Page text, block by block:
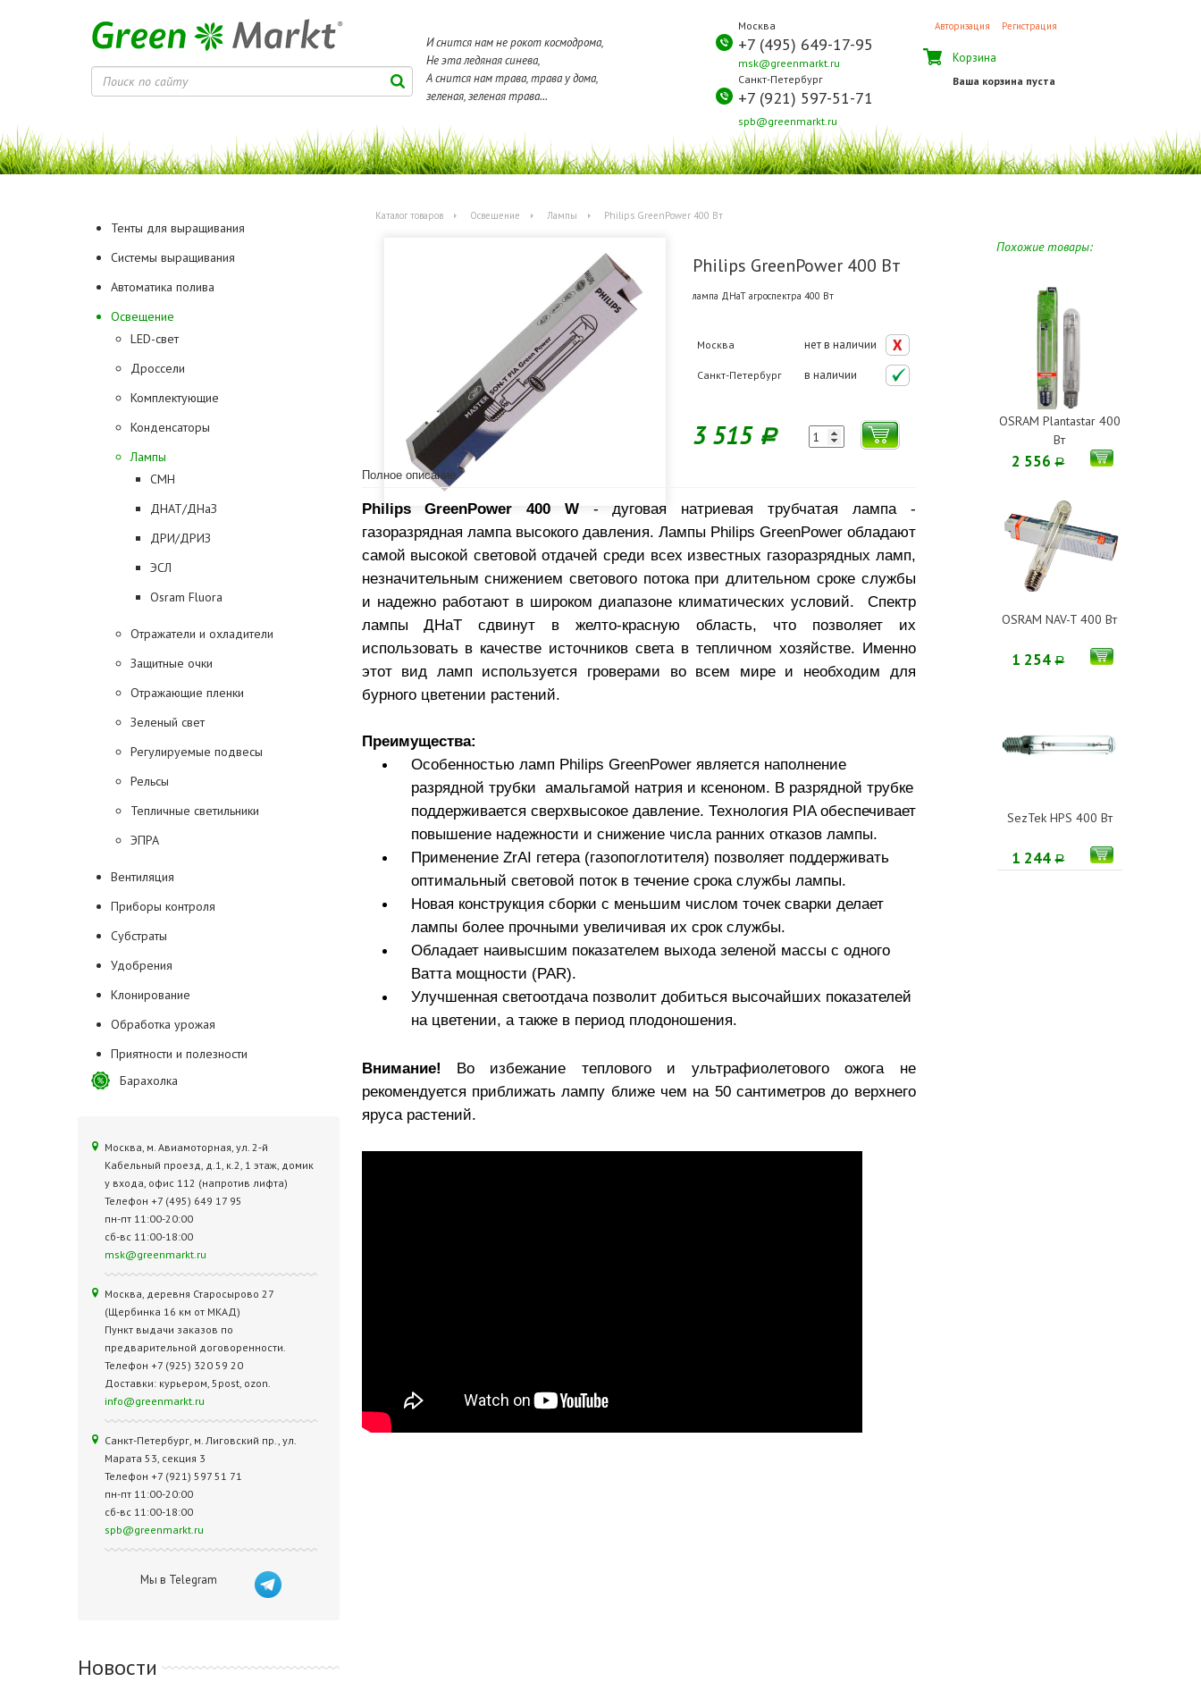
И снится нам не рокот космодрома,
Не эта ледяная синева,
А снится нам трава, трава у дома,
зеленая, зеленая трава...
Москва
+7 (495) 649-17-95
msk@greenmarkt.ru
Санкт-Петербург
+7 (921) 597-51-71
spb@greenmarkt.ru
Авторизация Регистрация
Корзина
Ваша корзина пуста
Тенты для выращивания
Системы выращивания
Автоматика полива
Освещение
LED-свет
Дроссели
Комплектующие
Конденсаторы
Лампы
CMH
ДНАТ/ДНаЗ
ДРИ/ДРИЗ
ЭСЛ
Osram Fluora
Отражатели и охладители
Защитные очки
Отражающие пленки
Зеленый свет
Регулируемые подвесы
Рельсы
Тепличные светильники
ЭПРА
Вентиляция
Приборы контроля
Субстраты
Удобрения
Клонирование
Обработка урожая
Приятности и полезности
Барахолка
Москва, м. Авиамоторная, ул. 2‑й
Кабельный проезд, д.1, к.2, 1 этаж, домик
у входа, офис 112 (напротив лифта)
Телефон +7 (495) 649 17 95
пн-пт 11:00-20:00
сб-вс 11:00-18:00
msk@greenmarkt.ru
Москва, деревня Старосырово 27
(Щербинка 16 км от МКАД)
Пункт выдачи заказов по
предварительной договоренности.
Телефон +7 (925) 320 59 20
Доставки: курьером, 5post, ozon.
info@greenmarkt.ru
Санкт-Петербург, м. Лиговский пр., ул.
Марата 53, секция 3
Телефон +7 (921) 597 51 71
пн-пт 11:00-20:00
сб-вс 11:00-18:00
spb@greenmarkt.ru
Мы в Telegram
Новости
Каталог товаров Освещение Лампы Philips GreenPower 400 Вт
Philips GreenPower 400 Вт
лампа ДНаТ агроспектра 400 Вт
Москва нет в наличии
Санкт-Петербург в наличии
3 515 Р
Похожие товары:
OSRAM Plantastar 400
Вт
2 556Р
OSRAM NAV-T 400 Вт
1 254Р
SezTek HPS 400 Вт
1 244Р
Полное описание
Philips GreenPower 400 W- дуговая натриевая трубчатая лампа -
газоразрядная лампа высокого давления. Лампы Philips GreenPower обладают
самой высокой световой отдачей среди всех известных газоразрядных ламп,
незначительным снижением светового потока при длительном сроке службы
и надежно работают в широком диапазоне климатических условий. Спектр
лампы ДНаТ сдвинут в желто-красную область, что позволяет их
использовать в качестве источников света в тепличном хозяйстве. Именно
этот вид ламп используется гроверами во всем мире и необходим для
бурного цветении растений.
Преимущества:
Особенностью ламп Philips GreenPower является наполнение
разрядной трубки амальгамой натрия и ксеноном. В разрядной трубке
поддерживается сверхвысокое давление. Технология PIA обеспечивает
повышение надежности и снижение числа ранних отказов лампы.
Применение ZrAI гетера (газопоглотителя) позволяет поддерживать
оптимальный световой поток в течение срока службы лампы.
Новая конструкция сборки с меньшим числом точек сварки делает
лампы более прочными увеличивая их срок службы.
Обладает наивысшим показателем выхода зеленой массы с одного
Ватта мощности (PAR).
Улучшенная светоотдача позволит добиться высочайших показателей
на цветении, а также в период плодоношения.
Внимание! Во избежание теплового и ультрафиолетового ожога не
рекомендуется приближать лампу ближе чем на 50 сантиметров до верхнего
яруса растений.